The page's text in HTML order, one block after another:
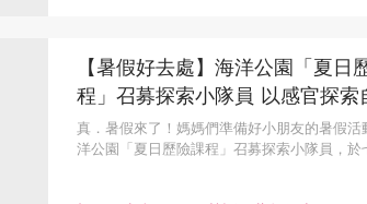
【暑假好去處】海洋公園「夏日
程」召募探索小隊員 以感官探索
度親親小動物
真．暑假來了！媽媽們準備好小朋友的暑假活
洋公園「夏日歷險課程」召募探索小隊員，於